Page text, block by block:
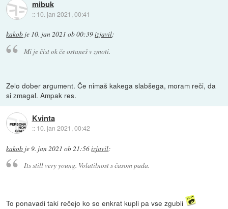
mibuk
:: 10. jan 2021, 00:41
kakob je 10. jan 2021 ob 00:39izjavil:
Mi je čist ok če ostaneš v zmoti.
Zelo dober argument. Če nimaš kakega slabšega, moram reči, da
si zmagal. Ampak res.
Kvinta
:: 10. jan 2021, 00:42
kakob je9. jan 2021 ob 21:56izjavil:
Its still very young. Volatilnost s časom pada.
To ponavadi taki rečejo ko so enkrat kupli pa vse zgubli